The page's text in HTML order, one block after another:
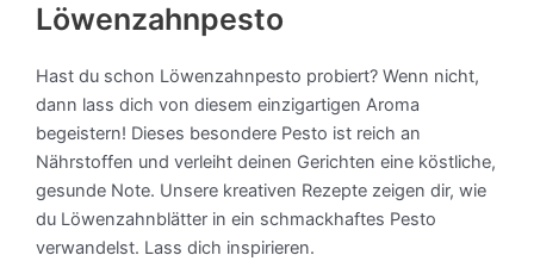
Löwenzahnpesto
Hast du schon Löwenzahnpesto probiert? Wenn nicht,
dann lass dich von diesem einzigartigen Aroma
begeistern! Dieses besondere Pesto ist reich an
Nährstoffen und verleiht deinen Gerichten eine köstliche,
gesunde Note. Unsere kreativen Rezepte zeigen dir, wie
du Löwenzahnblätter in ein schmackhaftes Pesto
verwandelst. Lass dich inspirieren.